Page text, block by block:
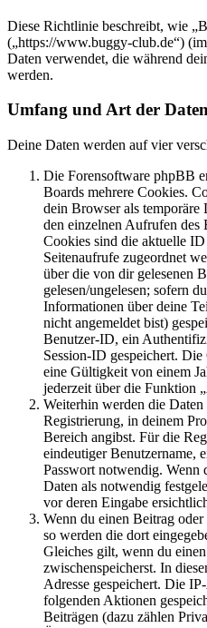
Diese Richtlinie beschreibt, wie
(„https://www.buggy-club.de“)
Daten verwendet, die während
werden.
Umfang und Art der
Deine Daten werden auf vier
Die Forensoftware phpBB
Boards mehrere Cookies.
dein Browser als temporäre
den einzelnen Aufrufen des
Cookies sind die aktuelle
Seitenaufrufe zugeordnet
über die von dir gelesenen
gelesen/ungelesen; sofern
Informationen über deine
nicht angemeldet bist)
Benutzer-ID, ein
Session-ID gespeichert.
eine Gültigkeit von einem
jederzeit über die Funktion
Weiterhin werden die
Registrierung, in deinem
Bereich angibst. Für die
eindeutiger Benutzername,
Passwort notwendig. Wenn
Daten als notwendig
vor deren Eingabe
Wenn du einen Beitrag
so werden die dort
Gleiches gilt, wenn du
zwischenspeicherst. In
Adresse gespeichert. Die
folgenden Aktionen
Beiträgen (dazu zählen